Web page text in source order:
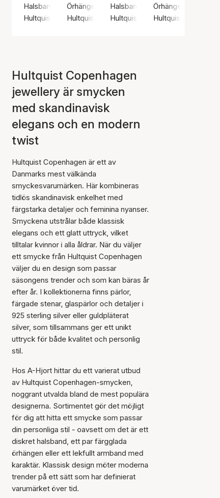
Halsband, Guldfärg / Guldpläterat sterlingsilver 925
Hultquist Copenhagen
Örhängen, Guldfärg / Guldpläterat
Hultquist Copenhagen
Halsband, Guldfärg /
Hultquist Copenhagen
Örhängen,
Hultquist
Hultquist Copenhagen
jewellery är smycken
med skandinavisk
elegans och en modern
twist
Hultquist Copenhagen är ett av
Danmarks mest välkända
smyckesvarumärken. Här kombineras
tidlös skandinavisk enkelhet med
färgstarka detaljer och feminina nyanser.
Smyckena utstrålar både klassisk
elegans och ett glatt uttryck, vilket
tilltalar kvinnor i alla åldrar. När du väljer
ett smycke från Hultquist Copenhagen
väljer du en design som passar
säsongens trender och som kan bäras år
efter år. I kollektionerna finns pärlor,
färgade stenar, glaspärlor och detaljer i
925 sterling silver eller guldpläterat
silver, som tillsammans ger ett unikt
uttryck för både kvalitet och personlig
stil.
Hos A-Hjort hittar du ett varierat utbud
av Hultquist Copenhagen-smycken,
noggrant utvalda bland de mest populära
designerna. Sortimentet gör det möjligt
för dig att hitta ett smycke som passar
din personliga stil - oavsett om det är ett
diskret halsband, ett par färgglada
örhängen eller ett lekfullt armband med
karaktär. Klassisk design möter moderna
trender på ett sätt som har definierat
varumärket över tid.